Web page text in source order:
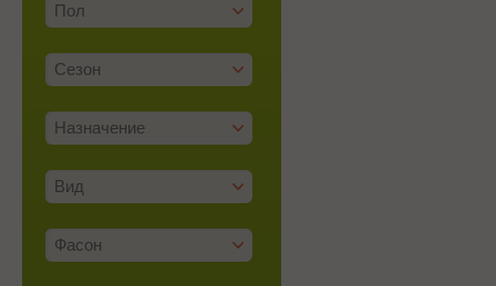
Пол
Сезон
Назначение
Вид
Фасон